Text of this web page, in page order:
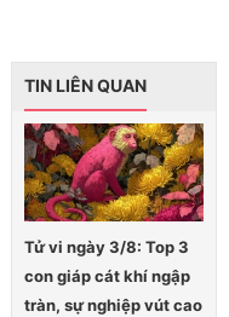
TIN LIÊN QUAN
Tử vi ngày 3/8: Top 3
con giáp cát khí ngập
tràn, sự nghiệp vút cao